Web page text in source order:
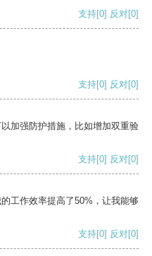
支持[0] 反对[0]
支持[0] 反对[0]
加强防护措施，比如增加双重验
支持[0] 反对[0]
工作效率提高了50%，让我能够
支持[0] 反对[0]